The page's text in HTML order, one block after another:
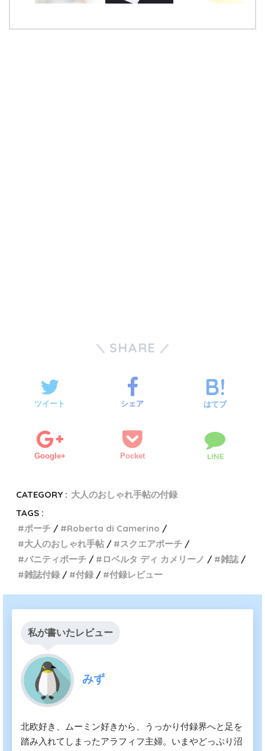
SHARE
ツイート シェア はてブ
Google+ Pocket LINE
CATEGORY : 大人のおしゃれ手帖の付録
TAGS :
ポーチ
Roberta di Camerino
大人のおしゃれ手帖
スクエアポーチ
バニティポーチ
ロベルタ ディ カメリーノ
雑誌
雑誌付録
付録 付録レビュー
私が書いたレビュー
みず
北欧好き、ムーミン好きから、うっかり付録界へと足を
踏み入れてしまったアラフィフ主婦。いまやどっぷり沼